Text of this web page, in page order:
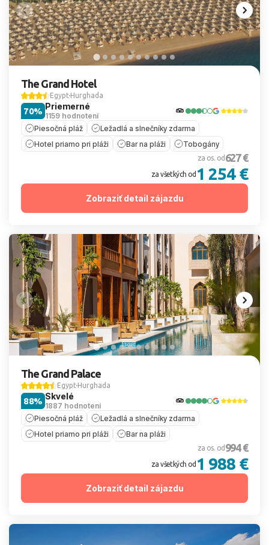
The Grand Hotel
Egypt Hurghada
Priemerné
1159 hodnotení
70%
Piesočná pláž
Ležadlá a slnečníky zdarma
Hotel priamo pri pláži
Bar na pláži Tobogány
za os. od 627 €
za všetkých od 1 254 €
Zobraziť detail zájazdu
The Grand Palace
Egypt Hurghada
Skvelé
1887 hodnotení
88%
Piesočná pláž
Ležadlá a slnečníky zdarma
Hotel priamo pri pláži
Bar na pláži
za os. od 994 €
za všetkých od 1 988 €
Zobraziť detail zájazdu